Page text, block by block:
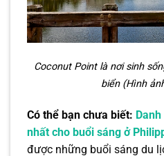
Coconut Point là nơi sinh
biển (Hình
Có thể bạn chưa biết:
nhất cho buổi sáng ở
được những buổi sáng du